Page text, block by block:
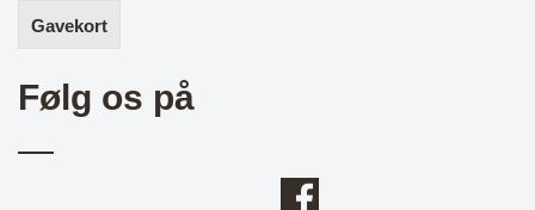
Gavekort
Følg os på